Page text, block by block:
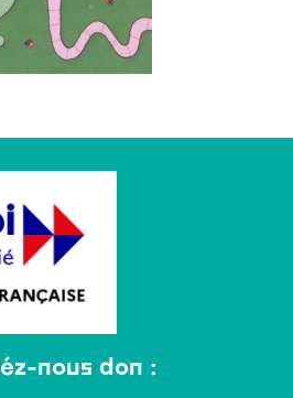
nous don :